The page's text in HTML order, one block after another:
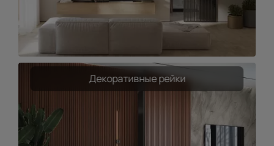
Декоративные рейки